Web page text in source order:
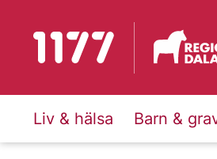
Till startsidan för 1177
Liv & hälsa Barn &